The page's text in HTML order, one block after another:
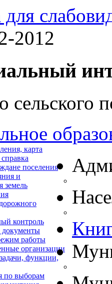
для
2012
сельского
карта
поселения
и
земель
контроль
работы
организации
функции,
по выборам